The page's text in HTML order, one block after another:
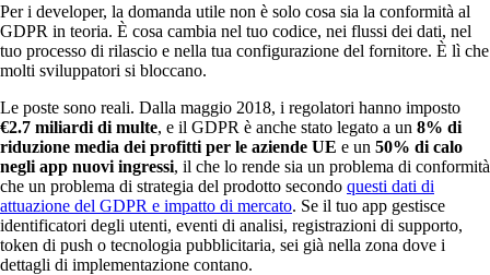
Per i developer, la domanda utile non è solo cosa sia la conformità al
GDPR in teoria. È cosa cambia nel tuo codice, nei flussi dei dati, nel
tuo processo di rilascio e nella tua configurazione del fornitore. È lì che
molti sviluppatori si bloccano.
Le poste sono reali. Dalla maggio 2018, i regolatori hanno imposto
€2.7 miliardi di multe, e il GDPR è anche stato legato a un 8% di
riduzione media dei profitti per le aziende UE e un 50% di calo
negli app nuovi ingressi, il che lo rende sia un problema di conformità
che un problema di strategia del prodotto secondo questi dati di
attuazione del GDPR e impatto di mercato. Se il tuo app gestisce
identificatori degli utenti, eventi di analisi, registrazioni di supporto,
token di push o tecnologia pubblicitaria, sei già nella zona dove i
dettagli di implementazione contano.